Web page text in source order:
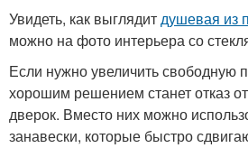
Увидеть, как выглядитдушевая из
можно на фото интерьера со
Если нужно увеличить свободную
хорошим решением станет отказ
дверок. Вместо них можно
занавески, которые быстро